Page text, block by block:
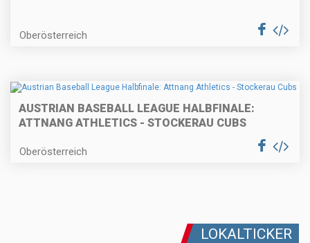
Oberösterreich
AUSTRIAN BASEBALL LEAGUE HALBFINALE:
ATTNANG ATHLETICS - STOCKERAU CUBS
Oberösterreich
LOKALTICKER